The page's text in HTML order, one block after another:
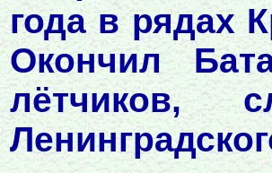
года в рядах
Окончил
лётчиков,